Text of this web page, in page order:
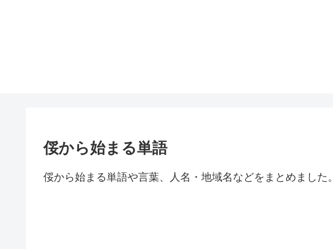
俀から始まる単語
俀から始まる単語や言葉、人名・地域名などをまとめました。